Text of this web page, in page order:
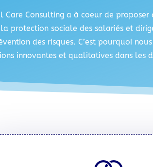
Care Consulting a à coeur de
protection sociale des salariés et
des risques. C’est pourquoi
innovantes et qualitatives dans les